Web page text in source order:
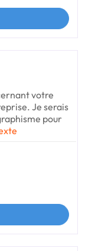
votre
Je serais
pour